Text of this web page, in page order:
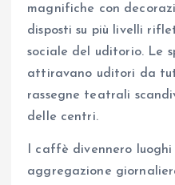
magnifiche con
disposti su più livelli
sociale del uditorio. Le
attiravano uditori da
rassegne teatrali
delle centri.
I caffè divennero
aggregazione